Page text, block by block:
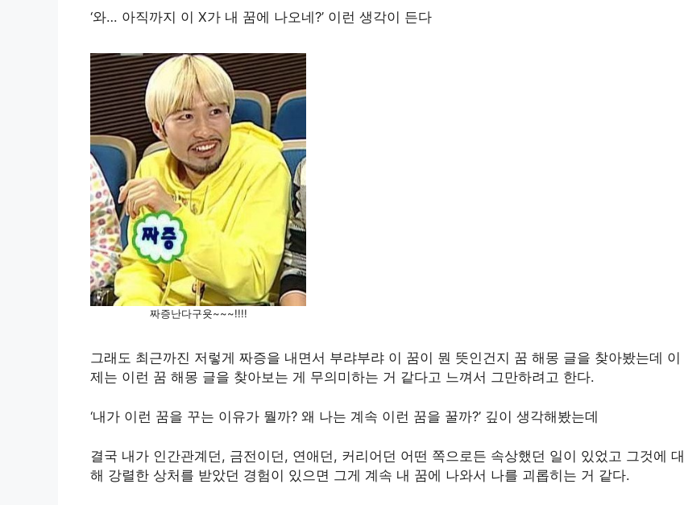
‘와… 아직까지 이 X가 내 꿈에 나오네?’ 이런 생각이 든다
짜증난다구욧~~~!!!!
그래도 최근까진 저렇게 짜증을 내면서 부랴부랴 이 꿈이 뭔 뜻인건지 꿈 해몽 글을 찾아봤는데 이
제는 이런 꿈 해몽 글을 찾아보는 게 무의미하는 거 같다고 느껴서 그만하려고 한다.
‘내가 이런 꿈을 꾸는 이유가 뭘까? 왜 나는 계속 이런 꿈을 꿀까?’ 깊이 생각해봤는데
결국 내가 인간관계던, 금전이던, 연애던, 커리어던 어떤 쪽으로든 속상했던 일이 있었고 그것에 대
해 강렬한 상처를 받았던 경험이 있으면 그게 계속 내 꿈에 나와서 나를 괴롭히는 거 같다.